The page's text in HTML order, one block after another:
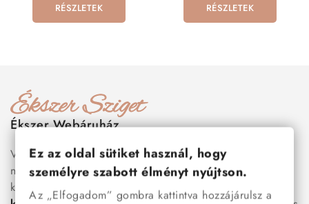
RÉSZLETEK RÉSZLETEK
Ékszer Webáruház
Válogass több száz prémium minőségű, stílusos és tartós
nemesacél ékszer és orvosi fém ékszer közül, amelyek
között megtalálhatók a legnépszerűbb darabok is:
Ez az oldal sütiket használ, hogy
személyre szabott élményt nyújtson.
Az „Elfogadom” gombra kattintva hozzájárulsz a